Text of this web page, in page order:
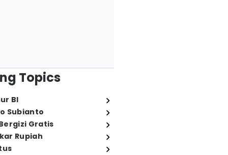
Topics
BI
Subianto
Gratis
Rupiah